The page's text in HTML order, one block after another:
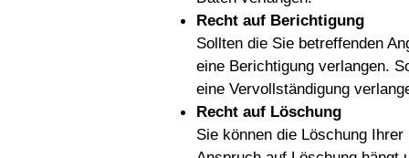
Recht auf Berichtigung
Sollten die Sie betreffenden
eine Berichtigung verlangen.
eine Vervollständigung
Recht auf Löschung
Sie können die Löschung